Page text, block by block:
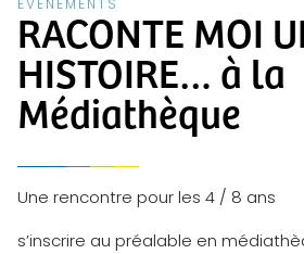
ÉVÈNEMENTS
RACONTE MOI
HISTOIRE… à la
Médiathèque
Une rencontre pour les 4 / 8 ans
s’inscrire au préalable en